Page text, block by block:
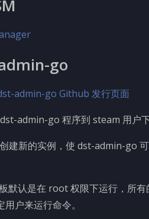
go
admin-go Github 发行页面
admin-go 程序到 steam 用户下
建新的实例，使 dst-admin-go
默认是在 root 权限下运行，所
户来运行命令。